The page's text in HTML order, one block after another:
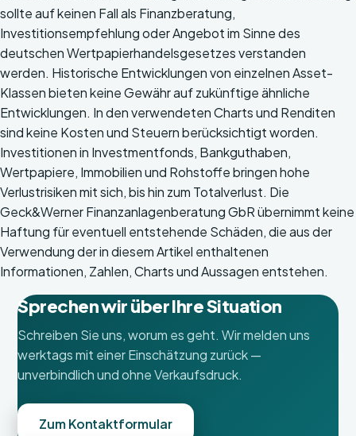
sollte auf keinen Fall als Finanzberatung,
Investitionsempfehlung oder Angebot im Sinne des
deutschen Wertpapierhandelsgesetzes verstanden
werden. Historische Entwicklungen von einzelnen Asset-
Klassen bieten keine Gewähr auf zukünftige ähnliche
Entwicklungen. In den verwendeten Charts und Renditen
sind keine Kosten und Steuern berücksichtigt worden.
Investitionen in Investmentfonds, Bankguthaben,
Wertpapiere, Immobilien und Rohstoffe bringen hohe
Verlustrisiken mit sich, bis hin zum Totalverlust. Die
Geck&Werner Finanzanlagenberatung GbR übernimmt keine
Haftung für eventuell entstehende Schäden, die aus der
Verwendung der in diesem Artikel enthaltenen
Informationen, Zahlen, Charts und Aussagen entstehen.
Sprechen wir über Ihre Situation
Schreiben Sie uns, worum es geht. Wir melden uns
werktags mit einer Einschätzung zurück —
unverbindlich und ohne Verkaufsdruck.
Zum Kontaktformular